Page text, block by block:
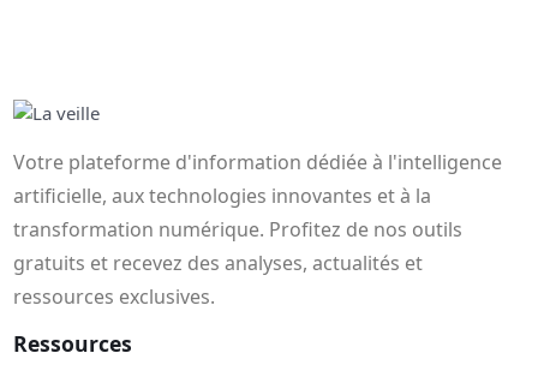
Votre plateforme d'information dédiée à l'intelligence
artificielle, aux technologies innovantes et à la
transformation numérique. Profitez de nos outils
gratuits et recevez des analyses, actualités et
ressources exclusives.
Ressources